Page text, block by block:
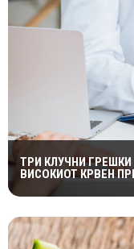
ТРИ КЛУЧНИ
ВИСОКИОТ КРВЕН